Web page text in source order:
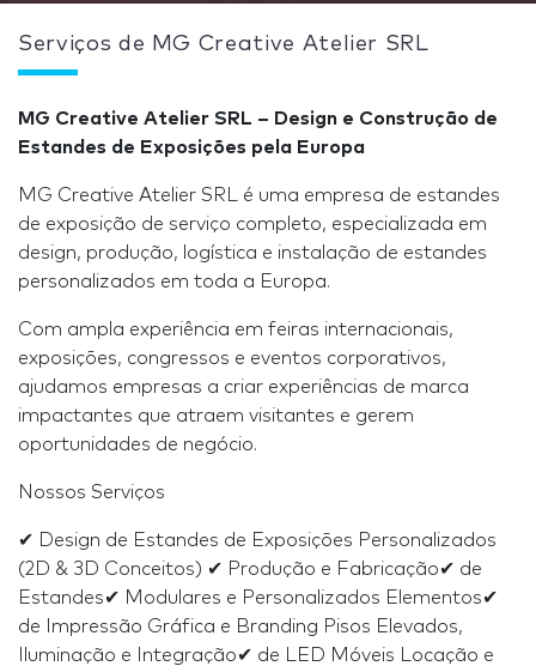
Serviços de MG Creative Atelier SRL
MG Creative Atelier SRL – Design e Construção de
Estandes de Exposições pela Europa
MG Creative Atelier SRL é uma empresa de estandes
de exposição de serviço completo, especializada em
design, produção, logística e instalação de estandes
personalizados em toda a Europa.
Com ampla experiência em feiras internacionais,
exposições, congressos e eventos corporativos,
ajudamos empresas a criar experiências de marca
impactantes que atraem visitantes e gerem
oportunidades de negócio.
Nossos Serviços
✔ Design de Estandes de Exposições Personalizados
(2D & 3D Conceitos) ✔ Produção e Fabricação✔ de
Estandes✔ Modulares e Personalizados Elementos✔
de Impressão Gráfica e Branding Pisos Elevados,
Iluminação e Integração✔ de LED Móveis Locação e